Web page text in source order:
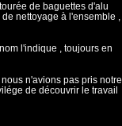
de baguettes d'alu
nettoyage à l'ensemble ,
l'indique , toujours en
n'avions pas pris notre
de découvrir le travail